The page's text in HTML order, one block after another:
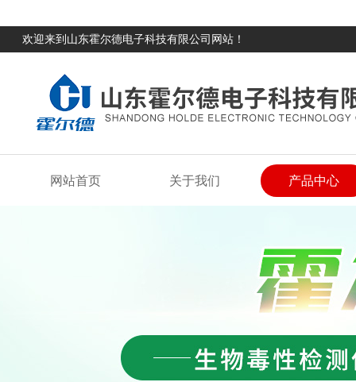
欢迎来到山东霍尔德电子科技有限公司网站！
网站首页 关于我们 产品中心